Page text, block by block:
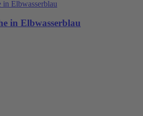
in Elbwasserblau